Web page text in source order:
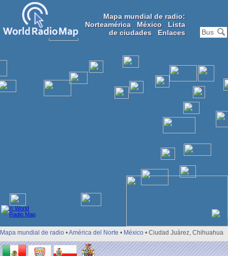
Mapa mundial de radio:
Norteamérica
México
Lista
de ciudades
Enlaces
Mapa mundial de radio •América del Norte • México • Ciudad Juárez, Chihuahua